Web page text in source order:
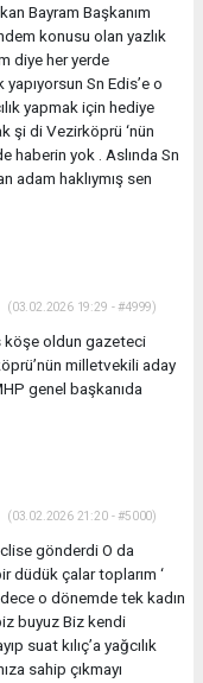
Bayram Başkanım
konusu olan yazlık
diye her yerde
Sn Edis’e o
yapmak için hediye
şi di Vezirköprü ‘nün
haberin yok . Aslında Sn
adam haklıymış sen
(03.02.2026 19:29 - #4999)
köşe oldun gazeteci
milletvekili aday
genel başkanıda
(03.02.2026 21:20 - #5000)
gönderdi O da
düdük çalar toplarım ‘
o dönemde tek kadın
buyuz Biz kendi
suat kılıç’a yağcılık
sahip çıkmayı